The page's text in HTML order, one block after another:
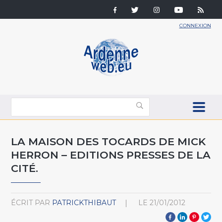
CONNEXION
LA MAISON DES TOCARDS DE MICK
HERRON – EDITIONS PRESSES DE LA
CITÉ.
ÉCRIT PAR PATRICKTHIBAUT LE 21/01/2012